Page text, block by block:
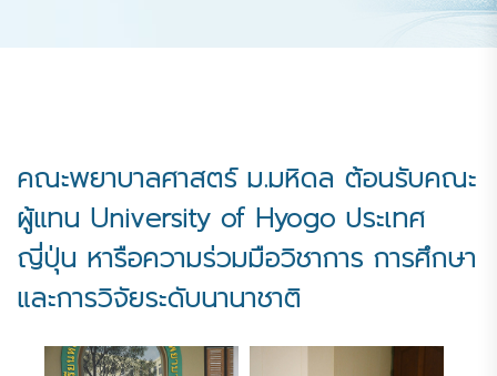
คณะพยาบาลศาสตร์ ม.มหิดล ต้อนรับคณะ
ผู้แทน University of Hyogo ประเทศ
ญี่ปุ่น หารือความร่วมมือวิชาการ การศึกษา
และการวิจัยระดับนานาชาติ